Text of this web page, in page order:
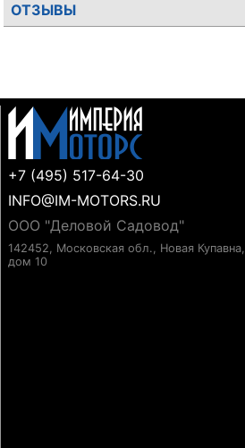
ОТЗЫВЫ
+7 (495) 517-64-30
INFO@IM-MOTORS.RU
ООО "Деловой Садовод"
142452, Московская обл., Новая Купавна,
дом 10